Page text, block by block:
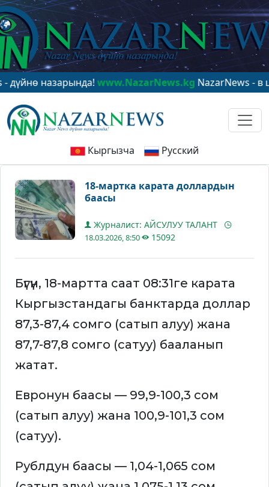
назарында!www.NazarNews.kgNazarNews - в
Кыргызча Русский
18-мартка карата доллардын
баасы
Журналист: АЙСУЛУУ ТАЛАНТ
18.03.2026, 8:50 15092
Бүгүн, 18-мартта саат 08:31ге карата
Кыргызстандагы банктарда доллар
87,3-87,4 сомго (сатып алуу) жана
87,7-87,8 сомго (сатуу) бааланып
жатат.
Евронун баасы — 99,9-100,3 сом
(сатып алуу) жана 100,9-101,3 сом
(сатуу).
Рублдун баасы — 1,04-1,065 сом